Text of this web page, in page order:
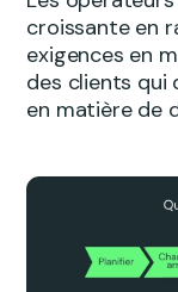
croissante en
exigences en
des clients qui
en matière de